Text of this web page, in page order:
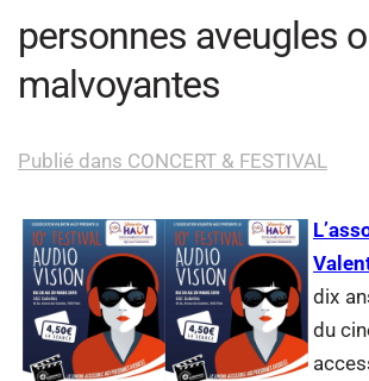
personnes aveugles
malvoyantes
Publié dans CONCERT & FESTIVAL
dix
du